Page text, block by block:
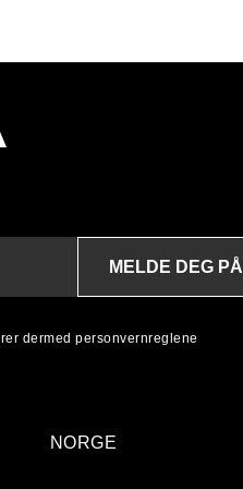
MELDE DEG PÅ
dermed personvernreglene
NORGE